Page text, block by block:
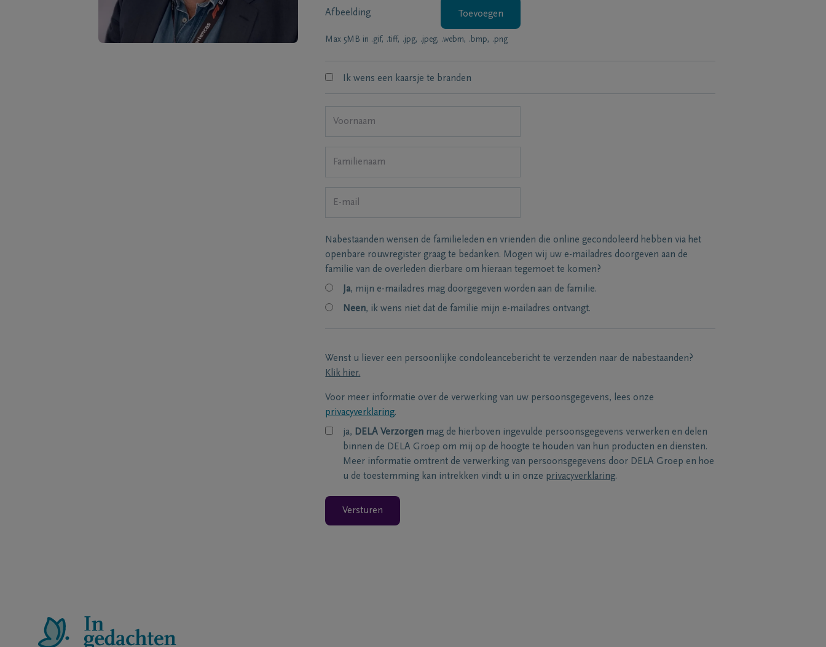
Afbeelding Toevoegen
Max 5MB in .gif, .tiff, .jpg, .jpeg, .webm, .bmp, .png
Ik wens een kaarsje te branden
Nabestaanden wensen de familieleden en vrienden die online gecondoleerd hebben via het
openbare rouwregister graag te bedanken. Mogen wij uw e-mailadres doorgeven aan de
familie van de overleden dierbare om hieraan tegemoet te komen?
Ja, mijn e-mailadres mag doorgegeven worden aan de familie.
Neen, ik wens niet dat de familie mijn e-mailadres ontvangt.
Wenst u liever een persoonlijke condoleancebericht te verzenden naar de nabestaanden?
Klik hier.
Voor meer informatie over de verwerking van uw persoonsgegevens, lees onze
privacyverklaring.
ja, DELA Verzorgen mag de hierboven ingevulde persoonsgegevens verwerken en delen
binnen de DELA Groep om mij op de hoogte te houden van hun producten en diensten.
Meer informatie omtrent de verwerking van persoonsgegevens door DELA Groep en hoe
u de toestemming kan intrekken vindt u in onze privacyverklaring.
Versturen